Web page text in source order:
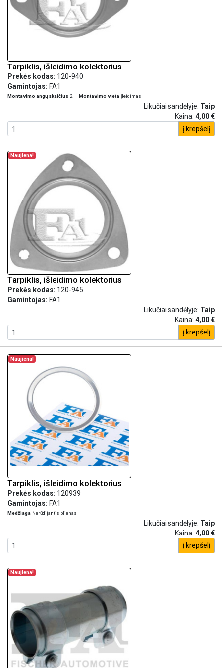
Tarpiklis, išleidimo kolektorius
Prekės kodas: 120-940
Gamintojas: FA1
Montavimo angų skaičius 2 Montavimo vieta įleidimas
Likučiai sandėlyje: Taip
Kaina: 4,00 €
į krepšelį
Naujiena!
Tarpiklis, išleidimo kolektorius
Prekės kodas: 120-945
Gamintojas: FA1
Likučiai sandėlyje: Taip
Kaina: 4,00 €
į krepšelį
Naujiena!
Tarpiklis, išleidimo kolektorius
Prekės kodas: 120939
Gamintojas: FA1
Medžiaga Nerūdijantis plienas
Likučiai sandėlyje: Taip
Kaina: 4,00 €
į krepšelį
Naujiena!